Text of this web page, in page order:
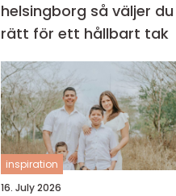
helsingborg så väljer du
rätt för ett hållbart tak
inspiration
16. July 2026